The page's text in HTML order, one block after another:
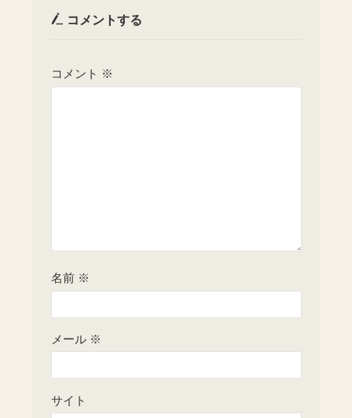
コメントする
コメント ※
名前 ※
メール ※
サイト